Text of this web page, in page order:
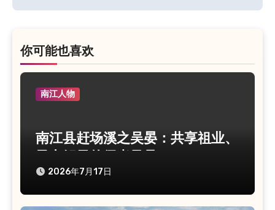
导
你可能也喜欢
南江人物
南江县赶场溪之吴晏：共享祖业、
2026年7月17日